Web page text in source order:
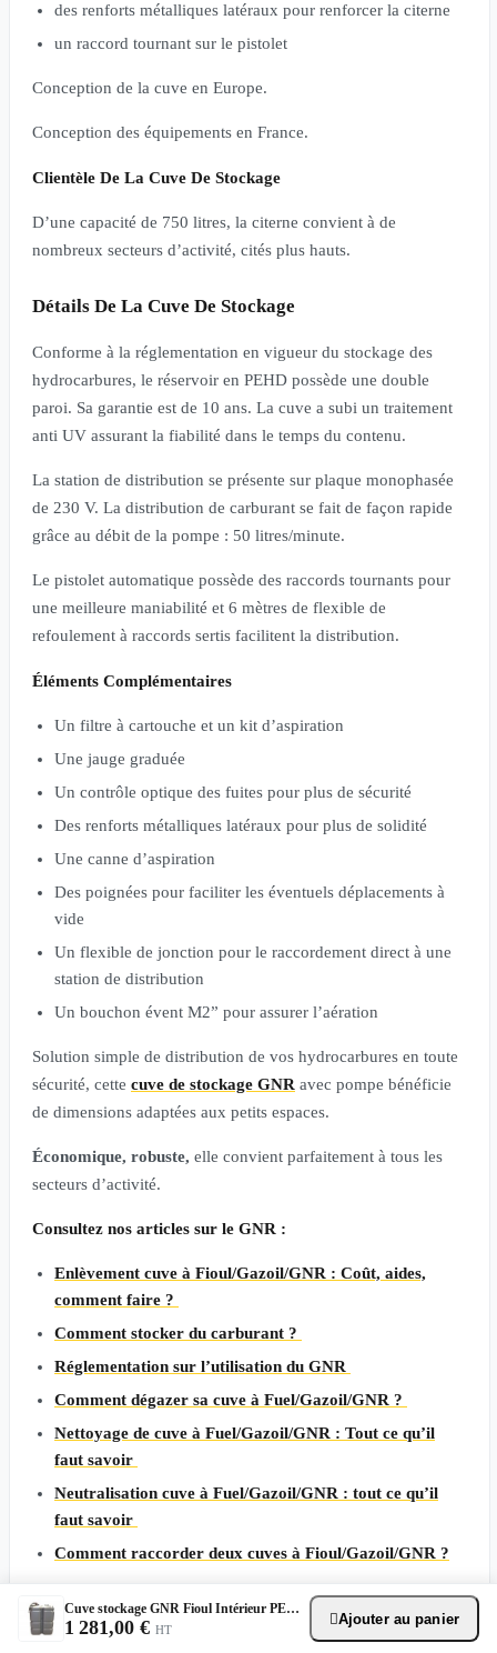
des renforts métalliques latéraux pour renforcer la citerne
un raccord tournant sur le pistolet
Conception de la cuve en Europe.
Conception des équipements en France.
Clientèle De La Cuve De Stockage
D’une capacité de 750 litres, la citerne convient à de
nombreux secteurs d’activité, cités plus hauts.
Détails De La Cuve De Stockage
Conforme à la réglementation en vigueur du stockage des
hydrocarbures, le réservoir en PEHD possède une double
paroi. Sa garantie est de 10 ans. La cuve a subi un traitement
anti UV assurant la fiabilité dans le temps du contenu.
La station de distribution se présente sur plaque monophasée
de 230 V. La distribution de carburant se fait de façon rapide
grâce au débit de la pompe : 50 litres/minute.
Le pistolet automatique possède des raccords tournants pour
une meilleure maniabilité et 6 mètres de flexible de
refoulement à raccords sertis facilitent la distribution.
Éléments Complémentaires
Un filtre à cartouche et un kit d’aspiration
Une jauge graduée
Un contrôle optique des fuites pour plus de sécurité
Des renforts métalliques latéraux pour plus de solidité
Une canne d’aspiration
Des poignées pour faciliter les éventuels déplacements à
vide
Un flexible de jonction pour le raccordement direct à une
station de distribution
Un bouchon évent M2” pour assurer l’aération
Solution simple de distribution de vos hydrocarbures en toute
sécurité, cette cuve de stockage GNR avec pompe bénéficie
de dimensions adaptées aux petits espaces.
Économique, robuste, elle convient parfaitement à tous les
secteurs d’activité.
Consultez nos articles sur le GNR :
Enlèvement cuve à Fioul/Gazoil/GNR : Coût, aides,
comment faire ?
Comment stocker du carburant ?
Réglementation sur l’utilisation du GNR
Comment dégazer sa cuve à Fuel/Gazoil/GNR ?
Nettoyage de cuve à Fuel/Gazoil/GNR : Tout ce qu’il
faut savoir
Neutralisation cuve à Fuel/Gazoil/GNR : tout ce qu’il
faut savoir
Comment raccorder deux cuves à Fioul/Gazoil/GNR ?
Cuve stockage GNR Fioul Intérieur PEHD - 750L + Station 230V 50L/M
1 281,00 € HT
Ajouter au panier